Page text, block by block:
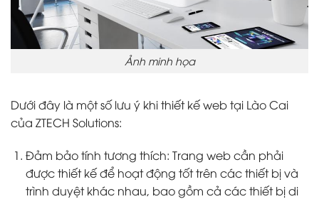
Ảnh minh họa
Dưới đây là một số lưu ý khi thiết kế web tại Lào Cai
của ZTECH Solutions:
Đảm bảo tính tương thích: Trang web cần phải
được thiết kế để hoạt động tốt trên các thiết bị và
trình duyệt khác nhau, bao gồm cả các thiết bị di